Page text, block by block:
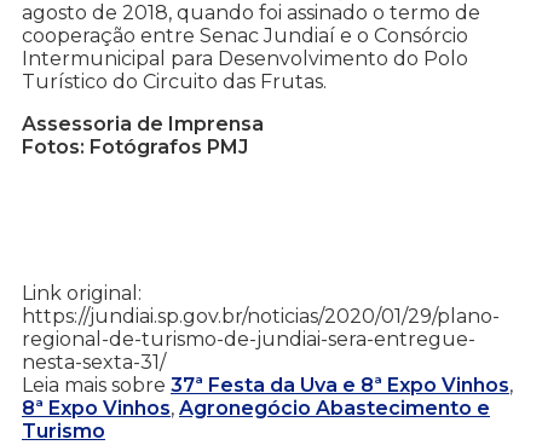
agosto de 2018, quando foi assinado o termo de
cooperação entre Senac Jundiaí e o Consórcio
Intermunicipal para Desenvolvimento do Polo
Turístico do Circuito das Frutas.
Assessoria de Imprensa
Fotos: Fotógrafos PMJ
Link original:
https://jundiai.sp.gov.br/noticias/2020/01/29/plano-
regional-de-turismo-de-jundiai-sera-entregue-
nesta-sexta-31/
Leia mais sobre 37ª Festa da Uva e 8ª Expo Vinhos,
8ª Expo Vinhos, Agronegócio Abastecimento e
Turismo